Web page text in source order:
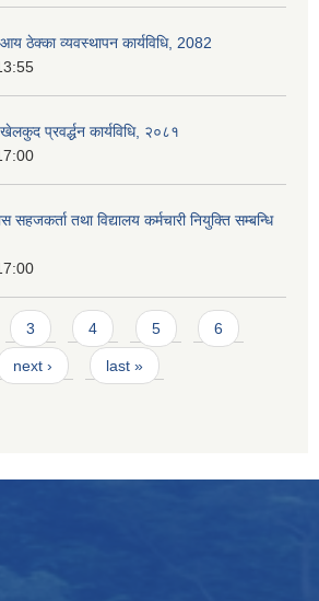
आय ठेक्का व्यवस्थापन कार्यविधि, 2082
प्रवर्द्धन कार्यविधि, २०८१
सहजकर्ता तथा विद्यालय कर्मचारी नियुक्ति सम्बन्धि
3 4 5 6
next › last »